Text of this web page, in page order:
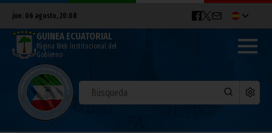
jue. 06 agosto, 20:08
GUINEA ECUATORIAL
Página Web Institucional del
Gobierno